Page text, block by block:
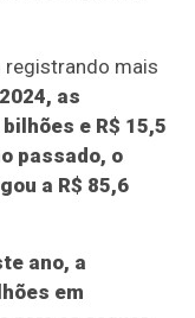
registrando mais
as
e R$ 15,5
passado, o
a R$ 85,6
ano, a
em